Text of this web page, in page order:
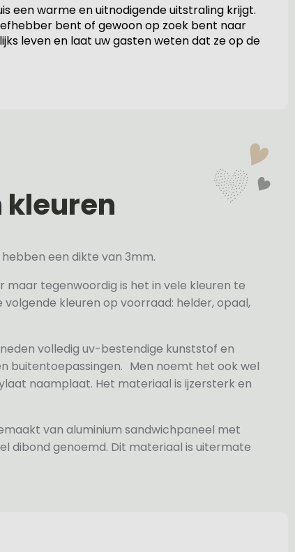
een warme en uitnodigende uitstraling krijgt.
bent of gewoon op zoek bent naar
leven en laat uw gasten weten dat ze op de
een dikte van 3mm.
maar tegenwoordig is het in vele kleuren te
kleuren op voorraad: helder, opaal,
volledig uv-bestendige kunststof en
buitentoepassingen. Men noemt het ook wel
naamplaat. Het materiaal is ijzersterk en
van aluminium sandwichpaneel met
dibond genoemd. Dit materiaal is uitermate